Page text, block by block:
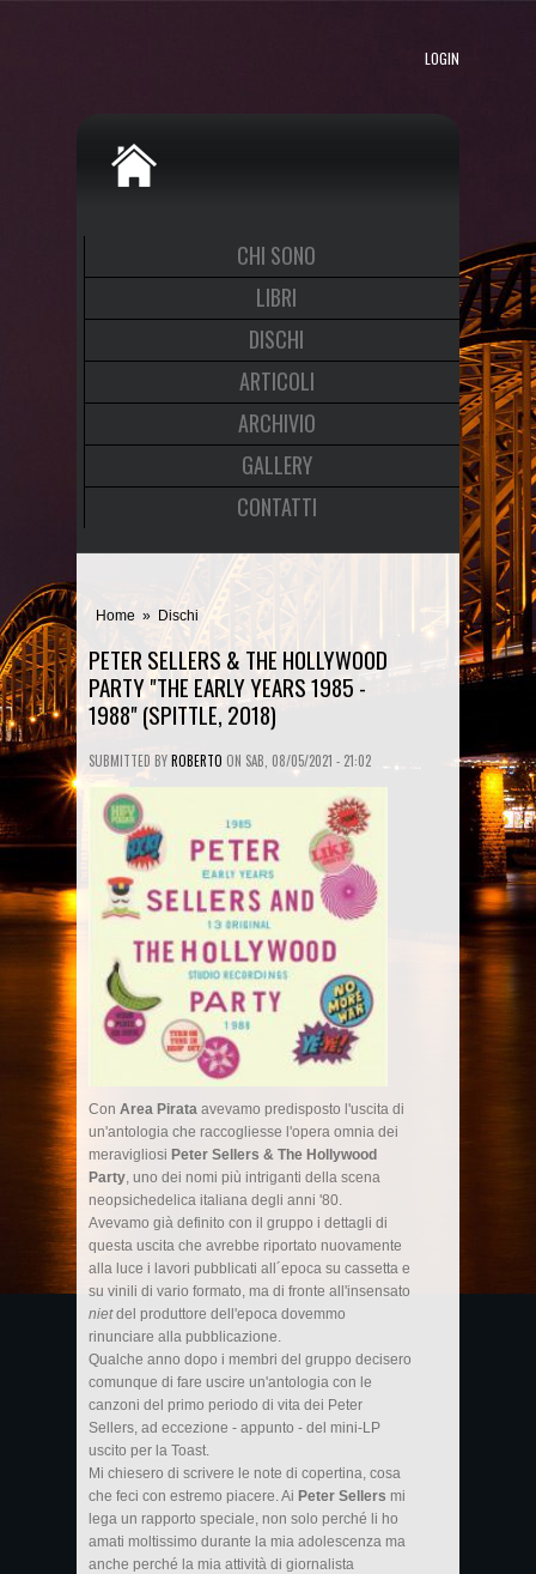
LOGIN
CHI SONO
LIBRI
DISCHI
ARTICOLI
ARCHIVIO
GALLERY
CONTATTI
Home » Dischi
PETER SELLERS & THE HOLLYWOOD
PARTY "THE EARLY YEARS 1985 -
1988" (SPITTLE, 2018)
SUBMITTED BYROBERTO ON SAB, 08/05/2021 - 21:02
Con Area Pirata avevamo predisposto l'uscita di
un'antologia che raccogliesse l'opera omnia dei
meravigliosi Peter Sellers & The Hollywood
Party, uno dei nomi più intriganti della scena
neopsichedelica italiana degli anni '80.
Avevamo già definito con il gruppo i dettagli di
questa uscita che avrebbe riportato nuovamente
alla luce i lavori pubblicati all´epoca su cassetta e
su vinili di vario formato, ma di fronte all'insensato
nietdel produttore dell'epoca dovemmo
rinunciare alla pubblicazione.
Qualche anno dopo i membri del gruppo decisero
comunque di fare uscire un'antologia con le
canzoni del primo periodo di vita dei Peter
Sellers, ad eccezione - appunto - del mini-LP
uscito per la Toast.
Mi chiesero di scrivere le note di copertina, cosa
che feci con estremo piacere. Ai Peter Sellers mi
lega un rapporto speciale, non solo perché li ho
amati moltissimo durante la mia adolescenza ma
anche perché la mia attività di giornalista